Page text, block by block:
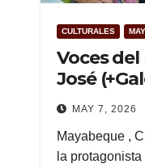
CULTURALES
Voces
José
MAY 7, 2026
Mayabeque ,
la